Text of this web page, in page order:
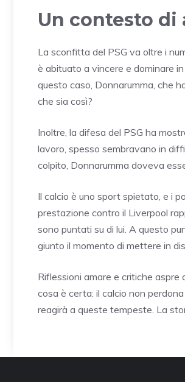
Un contesto di
La sconfitta del PSG va oltre i
è abituato a vincere e dominare
questo caso, Donnarumma, che
che sia così?
Inoltre, la difesa del PSG ha
lavoro, spesso sembravano in
colpito, Donnarumma doveva
Il calcio è uno sport spietato, e i
prestazione contro il Liverpool
sono puntati su di lui. A questo
giunto il momento di mettere in
Riflessioni amare e critiche
cosa è certa: il calcio non
reagirà a queste tempeste. La